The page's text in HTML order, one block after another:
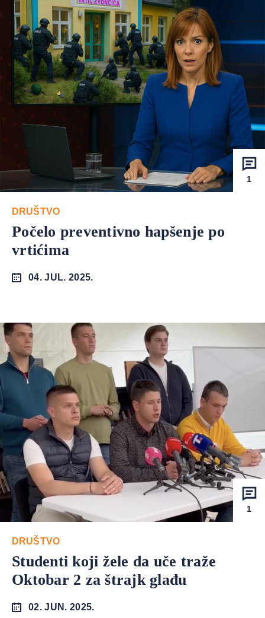
1
DRUŠTVO
Počelo preventivno hapšenje po
vrtićima
04. JUL. 2025.
1
DRUŠTVO
Studenti koji žele da uče traže
Oktobar 2 za štrajk glađu
02. JUN. 2025.